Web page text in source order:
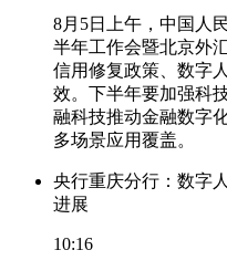
8月5日上午，中国人
半年工作会暨北京外
信用修复政策、数字
效。下半年要加强科
融科技推动金融数字
多场景应用覆盖。
央行重庆分行：数字
进展
10:16